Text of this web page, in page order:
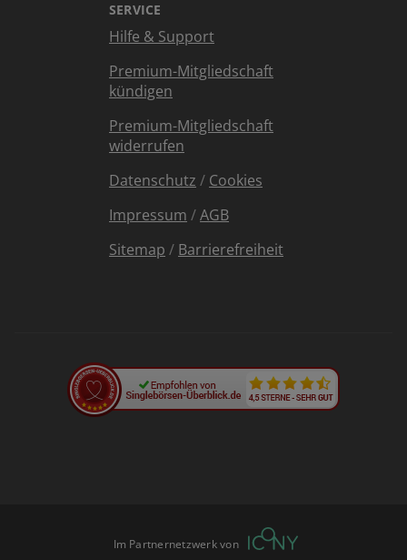
SERVICE
Hilfe & Support
Premium-Mitgliedschaft
kündigen
Premium-Mitgliedschaft
widerrufen
Datenschutz / Cookies
Impressum /AGB
Sitemap / Barrierefreiheit
Im Partnernetzwerk von